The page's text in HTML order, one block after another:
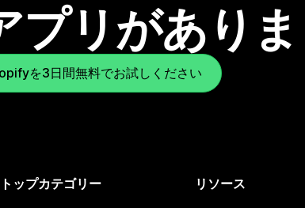
プリがあり
を3日間無料でお試しください
トップカテゴリー リソース